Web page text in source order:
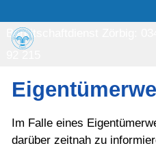
Bereitschaftdienst Zörbig:
Über uns
Öffent.
Im Falle eines
darüber zeitnah zu